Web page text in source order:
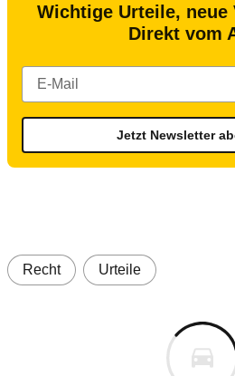
Wichtige Urteile, neue
Direkt vom
Jetzt Newsletter
Recht Urteile